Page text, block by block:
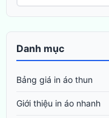
Danh mục
Bảng giá in áo thun
Giới thiệu in áo nhanh